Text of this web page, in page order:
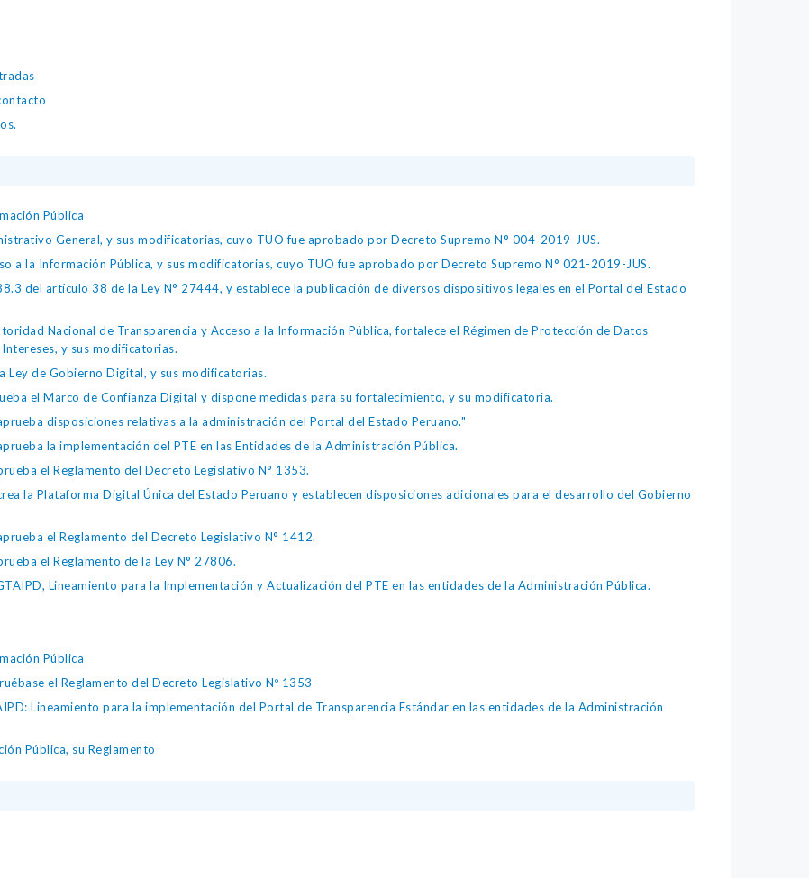
Pública
General, y sus modificatorias, cuyo TUO fue aprobado por Decreto Supremo N° 004-2019-JUS.
a la Información Pública, y sus modificatorias, cuyo TUO fue aprobado por Decreto Supremo N° 021-2019-JUS.
del artículo 38 de la Ley N° 27444, y establece la publicación de diversos dispositivos legales en el Portal del Estado
Nacional de Transparencia y Acceso a la Información Pública, fortalece el Régimen de Protección de Datos
y sus modificatorias.
Ley de Gobierno Digital, y sus modificatorias.
el Marco de Confianza Digital y dispone medidas para su fortalecimiento, y su modificatoria.
disposiciones relativas a la administración del Portal del Estado Peruano."
la implementación del PTE en las Entidades de la Administración Pública.
el Reglamento del Decreto Legislativo N° 1353.
la Plataforma Digital Única del Estado Peruano y establecen disposiciones adicionales para el desarrollo del Gobierno
el Reglamento del Decreto Legislativo N° 1412.
el Reglamento de la Ley N° 27806.
Lineamiento para la Implementación y Actualización del PTE en las entidades de la Administración Pública.
Pública
el Reglamento del Decreto Legislativo Nº 1353
Lineamiento para la implementación del Portal de Transparencia Estándar en las entidades de la Administración
Pública, su Reglamento